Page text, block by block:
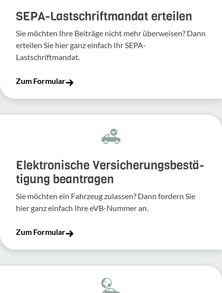
SEPA-Lastschriftmandat erteilen
Sie möchten Ihre Beiträge nicht mehr überweisen? Dann
erteilen Sie hier ganz einfach Ihr SEPA-
Lastschriftmandat.
Zum Formular
Elek­tro­ni­sche Versi­che­rungs­be­stä­
ti­gung bean­tragen
Sie möchten ein Fahr­zeug zulassen? Dann fordern Sie
hier ganz einfach Ihre eVB-​Nummer an.
Zum Formular